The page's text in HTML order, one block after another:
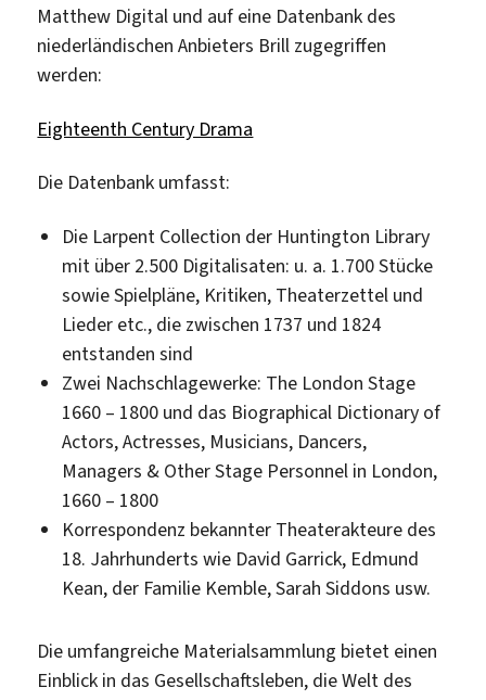
Matthew Digital und auf eine Datenbank des
niederländischen Anbieters Brill zugegriffen
werden:
Eighteenth Century Drama
Die Datenbank umfasst:
Die Larpent Collection der Huntington Library
mit über 2.500 Digitalisaten: u. a. 1.700 Stücke
sowie Spielpläne, Kritiken, Theaterzettel und
Lieder etc., die zwischen 1737 und 1824
entstanden sind
Zwei Nachschlagewerke: The London Stage
1660 – 1800 und das Biographical Dictionary of
Actors, Actresses, Musicians, Dancers,
Managers & Other Stage Personnel in London,
1660 – 1800
Korrespondenz bekannter Theaterakteure des
18. Jahrhunderts wie David Garrick, Edmund
Kean, der Familie Kemble, Sarah Siddons usw.
Die umfangreiche Materialsammlung bietet einen
Einblick in das Gesellschaftsleben, die Welt des